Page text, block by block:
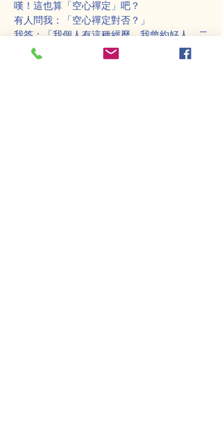
嘆！這也算「空心禪定」吧？
有人問我：「空心禪定對否？」
我答：「我個人有這種經歷，我曾約好人，二
小時後見面。於是我個人想靜坐一下，把房間
門一關，窗簾放下，輕鬆一坐，渾然無覺。這